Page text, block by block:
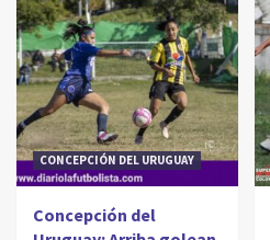
CONCEPCIÓN DEL URUGUAY
Concepción del